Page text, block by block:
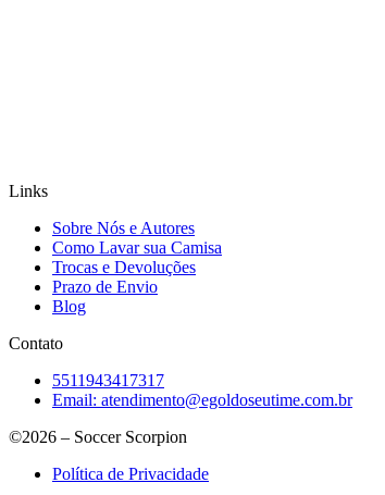
Links
Sobre Nós e Autores
Como Lavar sua Camisa
Trocas e Devoluções
Prazo de Envio
Blog
Contato
5511943417317
Email: atendimento@egoldoseutime.com.br
©2026 – Soccer Scorpion
Política de Privacidade